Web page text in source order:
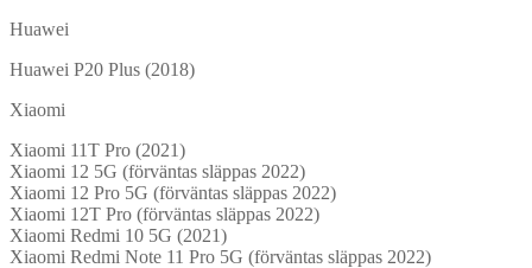
Huawei
Huawei P20 Plus (2018)
Xiaomi
Xiaomi 11T Pro (2021)
Xiaomi 12 5G (förväntas släppas 2022)
Xiaomi 12 Pro 5G (förväntas släppas 2022)
Xiaomi 12T Pro (förväntas släppas 2022)
Xiaomi Redmi 10 5G (2021)
Xiaomi Redmi Note 11 Pro 5G (förväntas släppas 2022)